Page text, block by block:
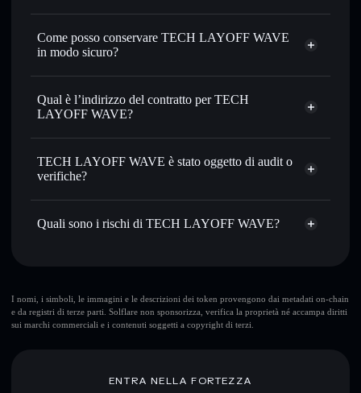
prezzo desiderato di LAYWAVE
Usare il DCA— applica la strategia dollar-cost average su
LAYWAVE nel tempo
Inviare in modo riservato
— trasferisci LAYWAVE senza
collegare pubblicamente i wallet usando l’Aggregatore di
capitalizzazione di mercato e liquidità di LAYWAVE
Conservare in modo sicuro
Aggregatore di privacy
Come posso conservare TECH LAYOFF WAVE
in modo sicuro?
TECH LAYOFF WAVE
Aggregatore di privacy
Qual è l’indirizzo del contratto per TECH
LAYOFF WAVE?
TECH LAYOFF
5fXKWBPcAacsoFSGmfrtCAUgwUbq2ueNpz34sE1upump
TECH LAYOFF WAVE è stato oggetto di audit o
verifiche?
TECH LAYOFF WAVE non è verificato
Quali sono i rischi di TECH LAYOFF WAVE?
10 maggiori wallet
TECH LAYOFF WAVE
singolo wallet
TECH LAYOFF WAVE
I nomi, i simboli, le immagini e le descrizioni dei token provengono dai metadati on-chain
e da registri di terze parti. Solflare non sponsorizza, verifica la proprietà né accampa diritti
sui marchi commerciali e i contenuti soggetti a copyright di terzi.
ENTRA NELLA FORTEZZA